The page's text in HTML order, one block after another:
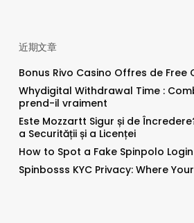
近期文章
Bonus Rivo Casino Offres de Free
Whydigital Withdrawal Time :
prend-il vraiment
Este Mozzartt Sigur și de
a Securității și a Licenței
How to Spot a Fake Spinpolo
Spinbosss KYC Privacy: Where